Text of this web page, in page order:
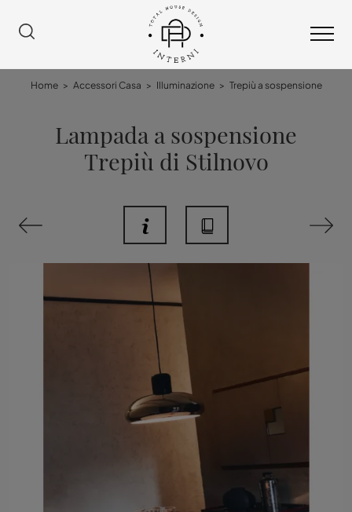
Home > Accessori Casa > Illuminazione > Trepiù a sospensione
Lampada a sospensione
Trepiù di Stilnovo